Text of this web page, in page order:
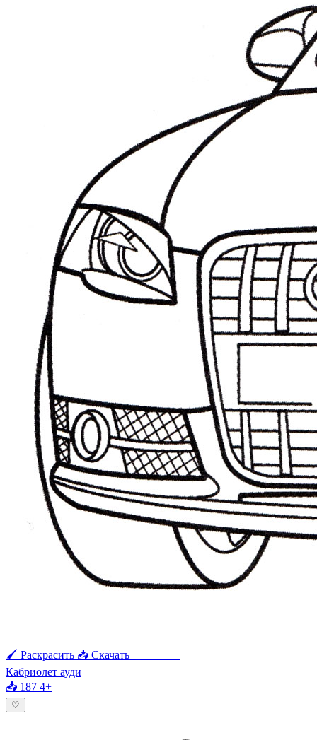
🖌 Раскрасить 📥 Скачать
Кабриолет ауди
📥 187 4+
♡